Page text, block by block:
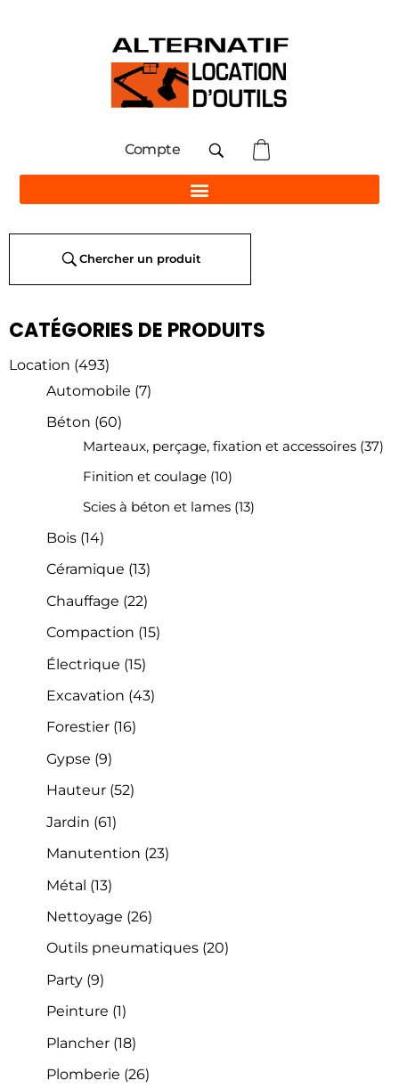
Compte
Chercher un produit
CATÉGORIES DE PRODUITS
Location (493)
Automobile (7)
Béton (60)
Marteaux, perçage, fixation et accessoires (37)
Finition et coulage (10)
Scies à béton et lames (13)
Bois (14)
Céramique (13)
Chauffage (22)
Compaction (15)
Électrique (15)
Excavation (43)
Forestier (16)
Gypse (9)
Hauteur (52)
Jardin (61)
Manutention (23)
Métal (13)
Nettoyage (26)
Outils pneumatiques (20)
Party (9)
Peinture (1)
Plancher (18)
Plomberie (26)